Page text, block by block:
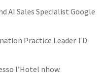
AI Sales Specialist Google
Practice Leader TD
l’Hotel nhow.